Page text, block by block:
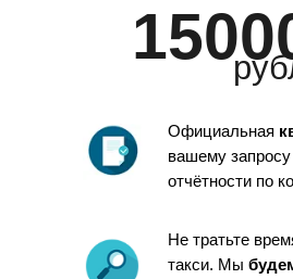
Не тратьте
такси. Мы
Официальная
вашему
отчётности по